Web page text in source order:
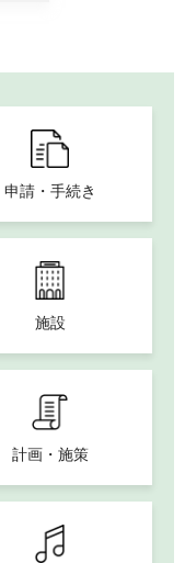
申請・手続き
施設
計画・施策